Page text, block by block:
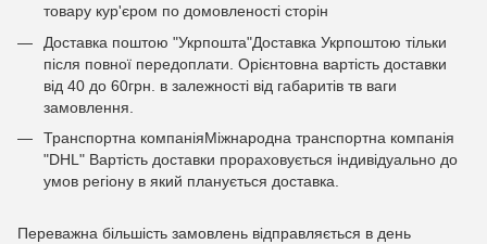
товару кур'єром по домовленості сторін
Доставка поштою "Укрпошта"Доставка Укрпоштою тільки
після повної передоплати. Орієнтовна вартість доставки
від 40 до 60грн. в залежності від габаритів тв ваги
замовлення.
Транспортна компаніяМіжнародна транспортна компанія
"DHL" Вартість доставки прораховується індивідуально до
умов регіону в який планується доставка.
Переважна більшість замовлень відправляється в день